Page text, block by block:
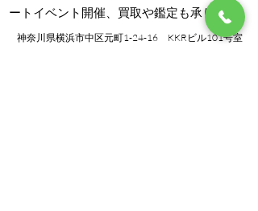
ートイベント開催、買取や鑑定も承ります。
神奈川県横浜市中区元町1-24-16 KKRビル101号室